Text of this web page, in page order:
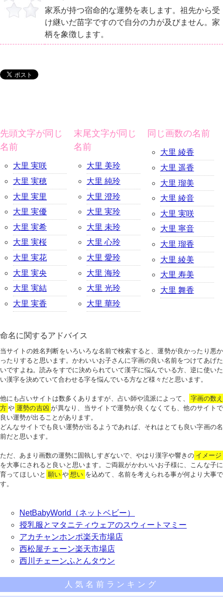
家系が持つ宿命的な運勢を表します。祖先から受
け継いだ苗字ですので自分の力が及びません。家
柄を象徴します。
先頭文字が同じ
名前
大里 実咲
大里 実穂
大里 実里
大里 実優
大里 実希
大里 実桜
大里 実花
大里 実央
大里 実結
大里 実香
末尾文字が同じ
名前
大里 美玲
大里 純玲
大里 澄玲
大里 実玲
大里 未玲
大里 心玲
大里 愛玲
大里 海玲
大里 光玲
大里 華玲
同じ画数の名前
大里 綾香
大里 遥香
大里 瑠美
大里 綾音
大里 実咲
大里 寧音
大里 瑠香
大里 綾美
大里 寿美
大里 舞香
命名に関するアドバイス
当サイトの姓名判断をいろいろな名前で検索すると、運勢が良かったり悪か
ったりすると思います。かわいいお子さんに字画の良い名前をつけてあげた
いですよね。読みをすでに決められていて漢字に悩んでいる方、逆に使いた
い漢字を決めていて合わせる字を悩んでいる方など様々だと思います。
他にも占いサイトは数多くありますが、占い師や流派によって、
字画の数え
方 や 運勢の吉凶 が異なり、当サイトで運勢が良くなくても、他のサイトで
良い運勢が出ることがあります。
どんなサイトでも良い運勢が出るようであれば、それはとても良い字画の名
前だと思います。
ただ、あまり画数の運勢に固執しすぎないで、やはり漢字や響きの イメージ
を大事にされると良いと思います。ご両親がかわいいお子様に、こんな子に
育ってほしいと 願い や 想い を込めて、名前を考えられる事が何より大事で
す。
NetBabyWorld（ネットベビー）
授乳服とマタニティウェアのスウィートマミー
アカチャンホンポ楽天市場店
西松屋チェーン楽天市場店
西川チェーンふとんタウン
人気名前ランキング